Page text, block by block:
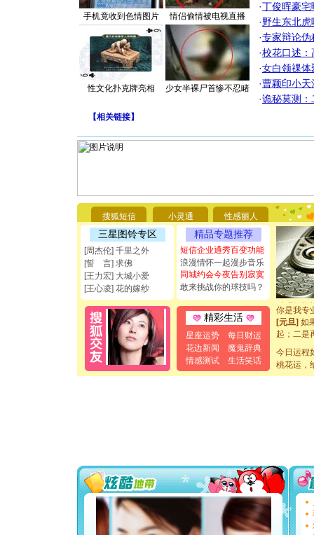
手机竟收到色情图片 情侣偷情被电视直播
性文化扑克牌亮相 少女半裸尸首惨不忍睹
·丁俊晖豪
·野生东北
·专家辩论伪
·校花口述：
·女白领祼体
·曹颖印小天
·诡秘莫测：
【相关链接】
搜狐短信 小灵通 性感丽人
三星图铃专区
[周杰伦] 千里之外
[誓 言] 求佛
[王力宏] 大城小爱
[王心凌] 花的嫁纱
精品专题推荐
短信企业通秀百变功能
浪漫情怀一起漫步音乐
同城约会今夜告别寂寞
敢来挑战你的球技吗？
精彩生活
星座运势
每日财运
花边新闻
魔鬼辞典
情感测试
生活笑话
你太多，
要平安！
[圣诞节]
能正大光
都要快乐
[圣诞节]
如意,快
[元旦]看
断电。爱
你是我专
[元旦]如
起；二是
离。水晶
[元旦]当
泣，这痛
卖了。水
你太多，
要平安
[圣诞节]
能正大
都要快乐
[圣诞节]
今日运程
桃花运，